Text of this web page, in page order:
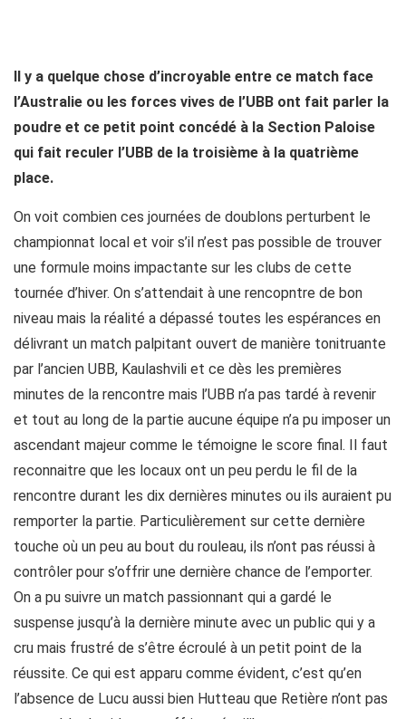
Il y a quelque chose d’incroyable entre ce match face
l’Australie ou les forces vives de l’UBB ont fait parler la
poudre et ce petit point concédé à la Section Paloise
qui fait reculer l’UBB de la troisième à la quatrième
place.
On voit combien ces journées de doublons perturbent le
championnat local et voir s’il n’est pas possible de trouver
une formule moins impactante sur les clubs de cette
tournée d’hiver. On s’attendait à une rencopntre de bon
niveau mais la réalité a dépassé toutes les espérances en
délivrant un match palpitant ouvert de manière tonitruante
par l’ancien UBB, Kaulashvili et ce dès les premières
minutes de la rencontre mais l’UBB n’a pas tardé à revenir
et tout au long de la partie aucune équipe n’a pu imposer un
ascendant majeur comme le témoigne le score final. Il faut
reconnaitre que les locaux ont un peu perdu le fil de la
rencontre durant les dix dernières minutes ou ils auraient pu
remporter la partie. Particulièrement sur cette dernière
touche où un peu au bout du rouleau, ils n’ont pas réussi à
contrôler pour s’offrir une dernière chance de l’emporter.
On a pu suivre un match passionnant qui a gardé le
suspense jusqu’à la dernière minute avec un public qui y a
cru mais frustré de s’être écroulé à un petit point de la
réussite. Ce qui est apparu comme évident, c’est qu’en
l’absence de Lucu aussi bien Hutteau que Retière n’ont pas